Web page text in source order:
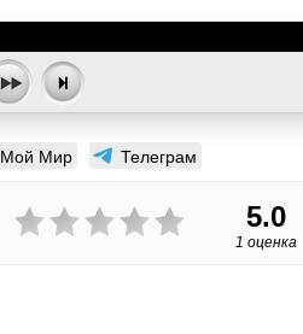
Мой Мир Телеграм
5.0
1 оценка